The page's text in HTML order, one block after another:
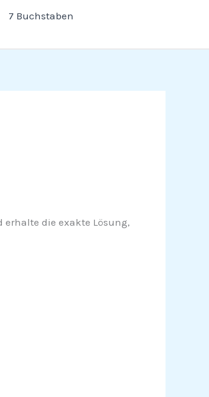
7 Buchstaben
erhalte die exakte Lösung,